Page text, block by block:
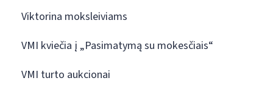
Viktorina moksleiviams
VMI kviečia į „Pasimatymą su mokesčiais“
VMI turto aukcionai